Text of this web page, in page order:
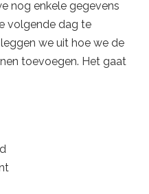
nog enkele gegevens
volgende dag te
we uit hoe we de
toevoegen. Het gaat